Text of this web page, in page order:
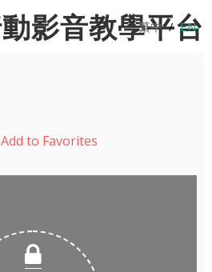
繁中 / EN
Add to Favorites